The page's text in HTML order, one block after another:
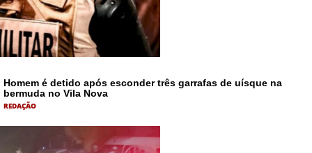
Homem é detido após esconder três garrafas de uísque na
bermuda no Vila Nova
REDAÇÃO